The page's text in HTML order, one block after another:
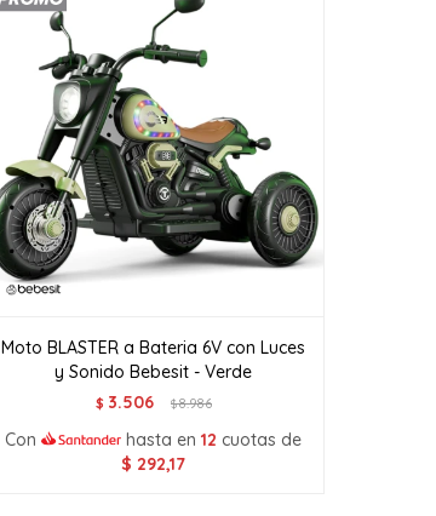
Moto BLASTER a Bateria 6V con Luces
y Sonido Bebesit - Verde
$ 3.506 $8.986
Con hasta en12 cuotas de
$ 292,17